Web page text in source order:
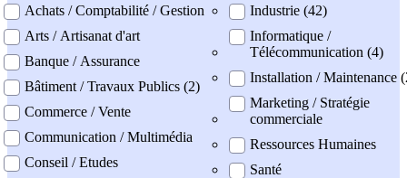
professionel
Achats / Comptabilité / Gestion
Arts / Artisanat d'art
Banque / Assurance
Bâtiment / Travaux Publics (2)
Commerce / Vente
Communication / Multimédia
Conseil / Etudes
Industrie (42)
Informatique /
Télécommunication (4)
Installation / Maintenance
Marketing / Stratégie
commerciale
Ressources Humaines
Santé